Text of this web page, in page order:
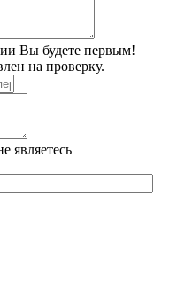
Вы будете первым!
на проверку.
являетесь